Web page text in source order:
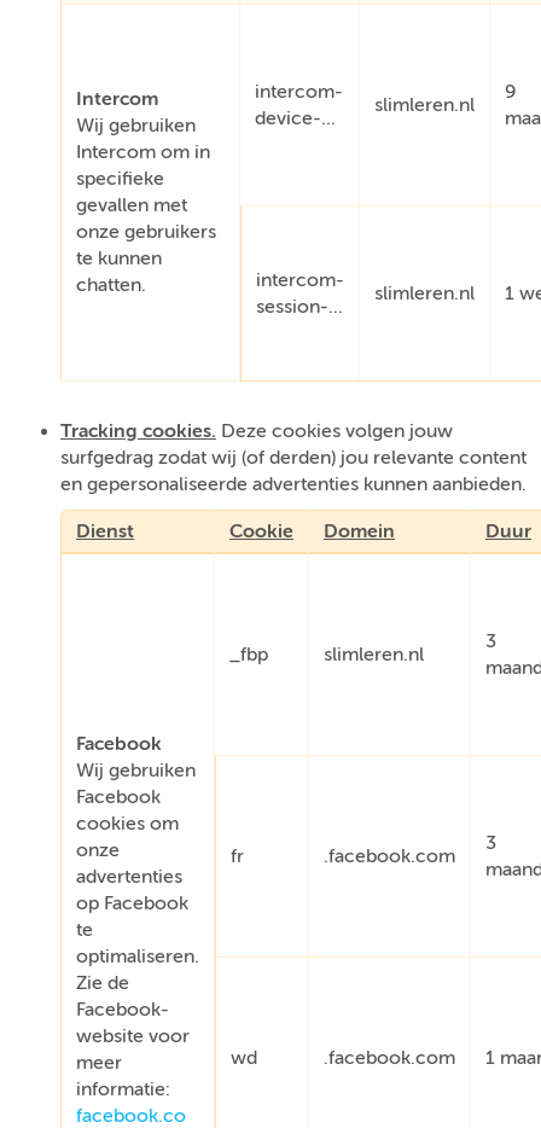
Intercom
Wij gebruiken
Intercom om in
specifieke
gevallen met
onze gebruikers
te kunnen
chatten.
intercom-
device-...
slimleren.nl
9
intercom-
session-...
slimleren.nl 1
Tracking cookies. Deze cookies volgen jouw
surfgedrag zodat wij (of derden) jou relevante content
en gepersonaliseerde advertenties kunnen aanbieden.
Dienst Cookie Domein Duur
Facebook
Wij gebruiken
Facebook
cookies om
onze
advertenties
op Facebook
te
optimaliseren.
Zie de
Facebook-
website voor
meer
informatie:
facebook.co
_fbp slimleren.nl
3
fr .facebook.com
3
wd .facebook.com 1